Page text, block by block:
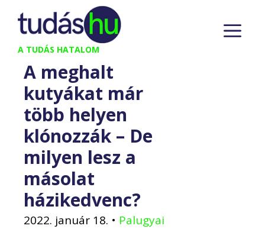
Kilépés
tartalomba
A TUDÁS HATALOM
A meghalt
kutyákat már
több helyen
klónozzák – De
milyen lesz a
másolat
házikedvenc?
2022. január 18. • Palugyai